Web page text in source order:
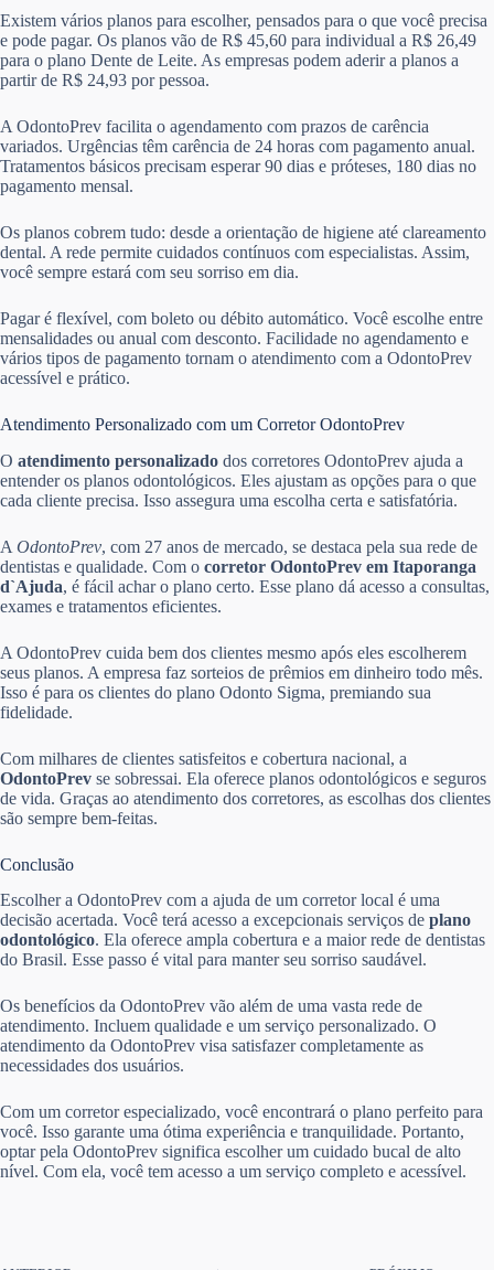
Existem vários planos para escolher, pensados para o que você precisa
e pode pagar. Os planos vão de R$ 45,60 para individual a R$ 26,49
para o plano Dente de Leite. As empresas podem aderir a planos a
partir de R$ 24,93 por pessoa.
A OdontoPrev facilita o agendamento com prazos de carência
variados. Urgências têm carência de 24 horas com pagamento anual.
Tratamentos básicos precisam esperar 90 dias e próteses, 180 dias no
pagamento mensal.
Os planos cobrem tudo: desde a orientação de higiene até clareamento
dental. A rede permite cuidados contínuos com especialistas. Assim,
você sempre estará com seu sorriso em dia.
Pagar é flexível, com boleto ou débito automático. Você escolhe entre
mensalidades ou anual com desconto. Facilidade no agendamento e
vários tipos de pagamento tornam o atendimento com a OdontoPrev
acessível e prático.
Atendimento Personalizado com um Corretor OdontoPrev
O atendimento personalizado dos corretores OdontoPrev ajuda a
entender os planos odontológicos. Eles ajustam as opções para o que
cada cliente precisa. Isso assegura uma escolha certa e satisfatória.
A OdontoPrev, com 27 anos de mercado, se destaca pela sua rede de
dentistas e qualidade. Com o corretor OdontoPrev em Itaporanga
d`Ajuda, é fácil achar o plano certo. Esse plano dá acesso a consultas,
exames e tratamentos eficientes.
A OdontoPrev cuida bem dos clientes mesmo após eles escolherem
seus planos. A empresa faz sorteios de prêmios em dinheiro todo mês.
Isso é para os clientes do plano Odonto Sigma, premiando sua
fidelidade.
Com milhares de clientes satisfeitos e cobertura nacional, a
OdontoPrev se sobressai. Ela oferece planos odontológicos e seguros
de vida. Graças ao atendimento dos corretores, as escolhas dos clientes
são sempre bem-feitas.
Conclusão
Escolher a OdontoPrev com a ajuda de um corretor local é uma
decisão acertada. Você terá acesso a excepcionais serviços de plano
odontológico. Ela oferece ampla cobertura e a maior rede de dentistas
do Brasil. Esse passo é vital para manter seu sorriso saudável.
Os benefícios da OdontoPrev vão além de uma vasta rede de
atendimento. Incluem qualidade e um serviço personalizado. O
atendimento da OdontoPrev visa satisfazer completamente as
necessidades dos usuários.
Com um corretor especializado, você encontrará o plano perfeito para
você. Isso garante uma ótima experiência e tranquilidade. Portanto,
optar pela OdontoPrev significa escolher um cuidado bucal de alto
nível. Com ela, você tem acesso a um serviço completo e acessível.